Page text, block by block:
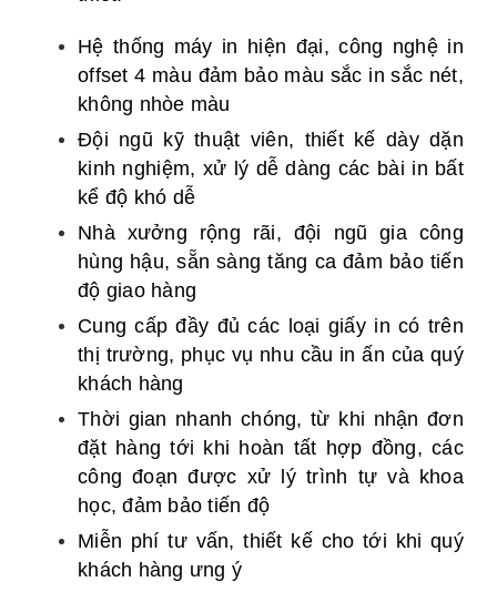
Hệ thống máy in hiện đại, công nghệ in
offset 4 màu đảm bảo màu sắc in sắc nét,
không nhòe màu
Đội ngũ kỹ thuật viên, thiết kế dày dặn
kinh nghiệm, xử lý dễ dàng các bài in bất
kể độ khó dễ
Nhà xưởng rộng rãi, đội ngũ gia công
hùng hậu, sẵn sàng tăng ca đảm bảo tiến
độ giao hàng
Cung cấp đầy đủ các loại giấy in có trên
thị trường, phục vụ nhu cầu in ấn của quý
khách hàng
Thời gian nhanh chóng, từ khi nhận đơn
đặt hàng tới khi hoàn tất hợp đồng, các
công đoạn được xử lý trình tự và khoa
học, đảm bảo tiến độ
Miễn phí tư vấn, thiết kế cho tới khi quý
khách hàng ưng ý